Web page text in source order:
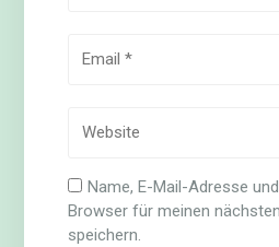
Name, E-Mail-Adresse
Browser für meinen
speichern.